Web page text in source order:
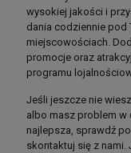
wysokiej jakości i
dania codziennie pod
miejscowościach.
promocje oraz
programu
Jeśli jeszcze nie
albo masz problem w
najlepsza, sprawdź
skontaktuj się z nami.